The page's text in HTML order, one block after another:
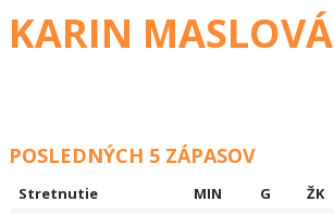
KARIN MASLOVÁ
POSLEDNÝCH 5 ZÁPASOV
Stretnutie MIN G ŽK